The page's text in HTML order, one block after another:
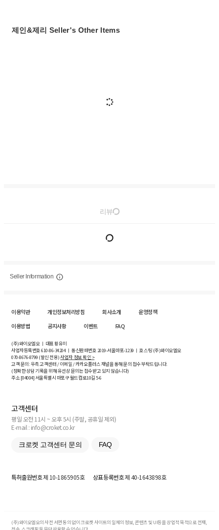
제인&제리 Seller's Other Items
리뷰
Seller Information
이용약관 개인정보처리방침 회사소개
운영정책
이용방법
공지사항 이벤트 FAQ
(주)와이오엘오 ㅣ 대표 황유미
사업자등록번호610-86-34204ㅣ 통신판매번호 2019-서울마포-1239 ㅣ 호스팅 (주)와이오엘오
070-8676-8799 (발신 전용)사업자 정보 확인 >
고객 문의: 우측 고객센터 / 이메일 / 카카오플러스 채널을 통해 문의 접수 부탁드립니다.
(정확한 상담 기록을 위해 유선상 문의는 접수받고 있지 않습니다)
주소 [04004] 서울특별시 마포구 월드컵로10길5-6
고객센터
평일 오전 11시 ~ 오후 5시 (주말, 공휴일 제외)
E-mail : info@croket.co.kr
크로켓 고객센터 문의 FAQ
특허출원번호제 10-1865905호 상표등록번호제 40-1643898호
(주)와이오엘오의 사전 서면 동의 없이 크로켓 사이트의 일체의 정보, 콘텐츠 및 UI등을 상업적 목적으로 전재,